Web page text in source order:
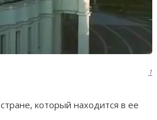
1
который находится в ее